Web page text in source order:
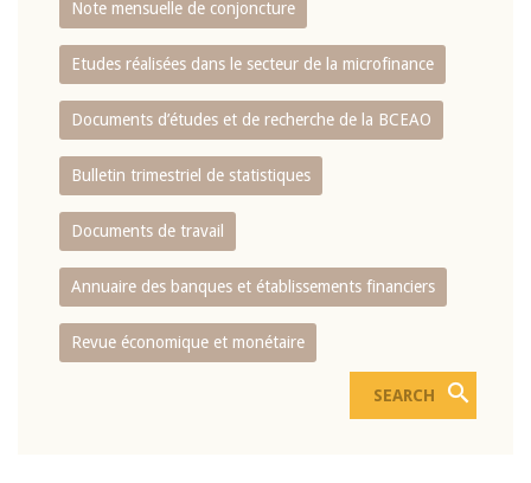
Note mensuelle de conjoncture
Etudes réalisées dans le secteur de la microfinance
Documents d’études et de recherche de la BCEAO
Bulletin trimestriel de statistiques
Documents de travail
Annuaire des banques et établissements financiers
Revue économique et monétaire